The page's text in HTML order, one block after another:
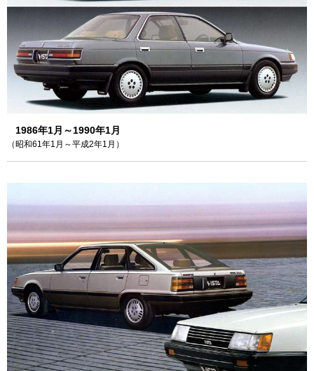
1986年1月～1990年1月
（昭和61年1月～平成2年1月）